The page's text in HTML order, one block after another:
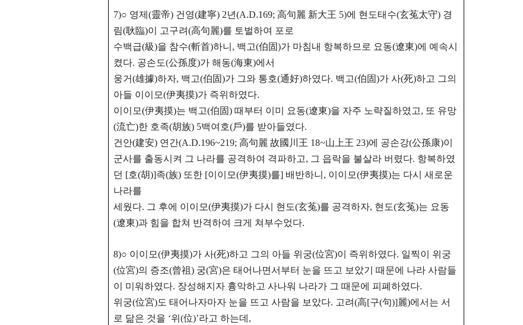
7)○ 영제(靈帝) 건영(建寧) 2년(A.D.169; 高句麗 新大王 5)에 현도태수(玄菟太守) 경
림(耿臨)이 고구려(高句麗)를 토벌하여 포로
수백급(級)을 참수(斬首)하니, 백고(伯固)가 마침내 항복하므로 요동(遼東)에 예속시
켰다. 공손도(公孫度)가 해동(海東)에서
웅거(雄據)하자, 백고(伯固)가 그와 통호(通好)하였다. 백고(伯固)가 사(死)하고 그의
아들 이이모(伊夷摸)가 즉위하였다.
이이모(伊夷摸)는 백고(伯固) 때부터 이미 요동(遼東)을 자주 노략질하였고, 또 유망
(流亡)한 호족(胡族) 5백여호(戶)를 받아들였다.
건안(建安) 연간(A.D.196~219; 高句麗 故國川王 18~山上王 23)에 공손강(公孫康)이
군사를 출동시켜 그 나라를 공격하여 격파하고, 그 읍락을 불살라 버렸다. 항복하였
던 [호(胡)]족(族) 또한 [이이모(伊夷摸)를] 배반하니, 이이모(伊夷摸)는 다시 새로운
나라를
세웠다. 그 후에 이이모(伊夷摸)가 다시 현도(玄菟)를 공격하자, 현도(玄菟)는 요동
(遼東)과 힘을 합쳐 반격하여 크게 쳐부수었다.
8)○ 이이모(伊夷摸)가 사(死)하고 그의 아들 위궁(位宮)이 즉위하였다. 일찍이 위궁
(位宮)의 증조(曾祖) 궁(宮)은 태어나면서부터 눈을 뜨고 보았기 때문에 나라 사람들
이 미워하였다. 장성해지자 흉악하고 사나워 나라가 그 때문에 피폐하였다.
위궁(位宮)도 태어나자마자 눈을 뜨고 사람을 보았다. 고려(高[구(句)]麗)에서는 서
로 닮은 것을 ‘위(位)’라고 하는데,